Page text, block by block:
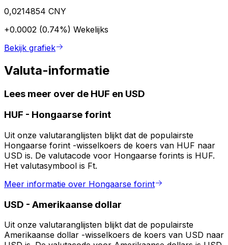
0,0214854 CNY
+0.0002 (0.74%) Wekelijks
Bekijk grafiek
Valuta-informatie
Lees meer over de HUF en USD
HUF - Hongaarse forint
Uit onze valutaranglijsten blijkt dat de populairste
Hongaarse forint -wisselkoers de koers van HUF naar
USD is. De valutacode voor Hongaarse forints is HUF.
Het valutasymbool is Ft.
Meer informatie over Hongaarse forint
USD - Amerikaanse dollar
Uit onze valutaranglijsten blijkt dat de populairste
Amerikaanse dollar -wisselkoers de koers van USD naar